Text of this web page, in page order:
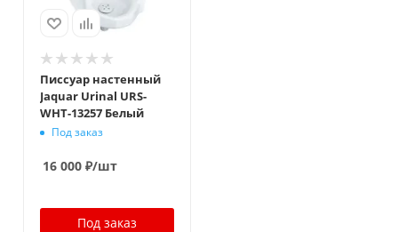
Писсуар настенный
Jaquar Urinal URS-
WHT-13257 Белый
Под заказ
16 000 ₽/шт
Под заказ